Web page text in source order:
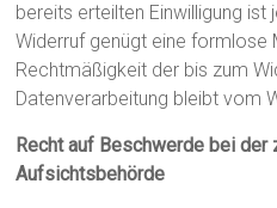
bereits erteilten Einwilligung ist
Widerruf genügt eine formlose
Rechtmäßigkeit der bis zum
Datenverarbeitung bleibt vom
Recht auf Beschwerde bei der
Aufsichtsbehörde